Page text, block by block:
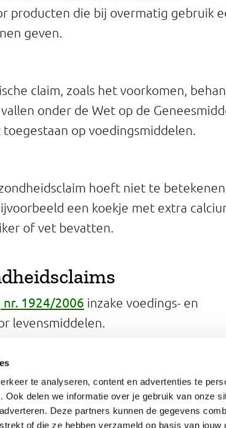
te analyseren, content en advertenties te
delen we informatie over je gebruik van onze
Deze partners kunnen de gegevens
of die ze hebben verzameld op basis van jouw
producten die bij overmatig gebruik
geven.
claim, zoals het voorkomen,
onder de Wet op de
op voedingsmiddelen.
hoeft niet te
een koekje met extra
of vet bevatten.
1924/2006 inzake voedings- en
levensmiddelen.
Voedselveiligheid (EFSA)